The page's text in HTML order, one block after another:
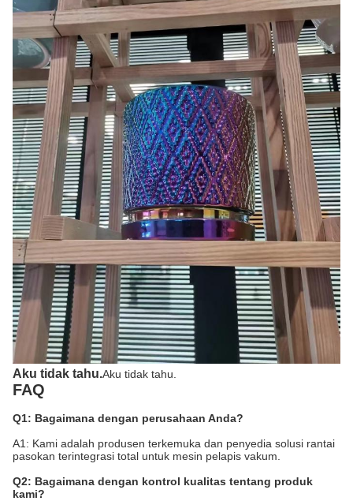
Aku tidak tahu.Aku tidak tahu.
FAQ
Q1: Bagaimana dengan perusahaan Anda?
A1: Kami adalah produsen terkemuka dan penyedia solusi rantai
pasokan terintegrasi total untuk mesin pelapis vakum.
Q2: Bagaimana dengan kontrol kualitas tentang produk
kami?